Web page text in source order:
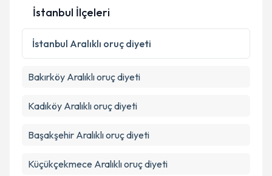
İstanbul İlçeleri
İstanbul Aralıklı oruç diyeti
Bakırköy Aralıklı oruç diyeti
Kadıköy Aralıklı oruç diyeti
Başakşehir Aralıklı oruç diyeti
Küçükçekmece Aralıklı oruç diyeti